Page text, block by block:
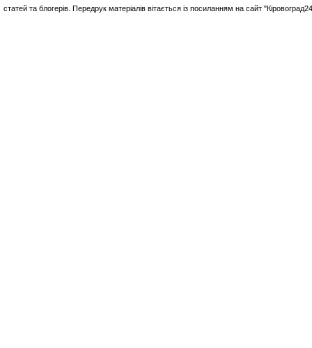
статей та блогерів. Передрук матеріалів вітається із посиланням на сайт